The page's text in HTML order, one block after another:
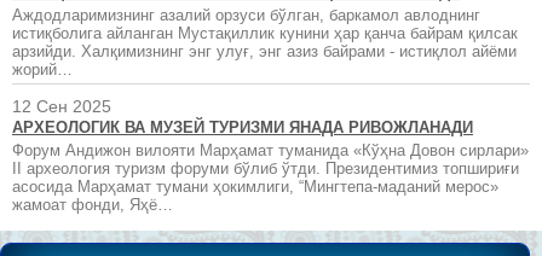
Аждодларимизнинг азалий орзуси бўлган, баркамол авлоднинг
истиқболига айланган Мустақиллик кунини ҳар қанча байрам қилсак
арзийди. Халқимизнинг энг улуғ, энг азиз байрами - истиқлол айёми
жорий…
12 Сен 2025
АРХЕОЛОГИК ВА МУЗЕЙ ТУРИЗМИ ЯНАДА РИВОЖЛАНАДИ
Форум Андижон вилояти Марҳамат туманида «Кўҳна Довон сирлари»
II археология туризм форуми бўлиб ўтди. Президентимиз топшириғи
асосида Марҳамат тумани ҳокимлиги, “Мингтепа-маданий мерос»
жамоат фонди, Яҳё…